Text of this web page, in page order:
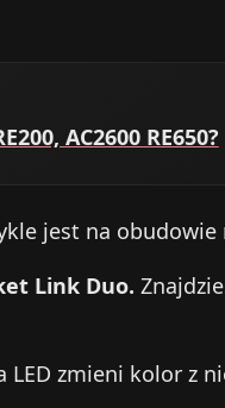
AC2600 RE650?
jest na obudowie
Link Duo.
LED zmieni kolor z